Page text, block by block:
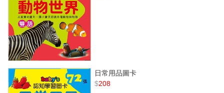
日常用品圖卡
$208